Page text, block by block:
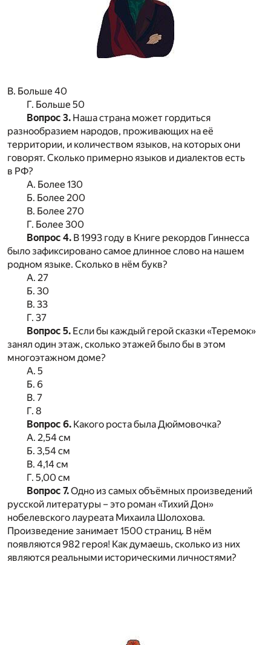
В. Больше 40
Г. Больше 50
Вопрос 3. Наша страна может гордиться
разнообразием народов, проживающих на её
территории, и количеством языков, на которых они
говорят. Сколько примерно языков и диалектов есть
в РФ?
А. Более 130
Б. Более 200
В. Более 270
Г. Более 300
Вопрос 4. В 1993 году в Книге рекордов Гиннесса
было зафиксировано самое длинное слово на нашем
родном языке. Сколько в нём букв?
А. 27
Б. 30
В. 33
Г. 37
Вопрос 5. Если бы каждый герой сказки «Теремок»
занял один этаж, сколько этажей было бы в этом
многоэтажном доме?
А. 5
Б. 6
В. 7
Г. 8
Вопрос 6. Какого роста была Дюймовочка?
А. 2,54 см
Б. 3,54 см
В. 4,14 см
Г. 5,00 см
Вопрос 7.Одно из самых объёмных произведений
русской литературы – это роман «Тихий Дон»
нобелевского лауреата Михаила Шолохова.
Произведение занимает 1500 страниц. В нём
появляются 982 героя! Как думаешь, сколько из них
являются реальными историческими личностями?